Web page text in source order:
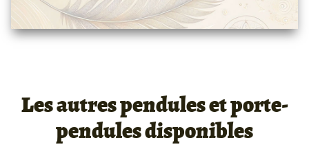
Les autres pendules et porte-
pendules disponibles